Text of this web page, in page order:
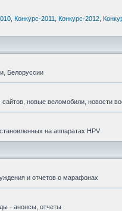
Конкурс-2011 Конкурс-2012
Белоруссии
новые веломобили, новости
на аппаратах HPV
и отчетов о марафонах
- анонсы, отчеты